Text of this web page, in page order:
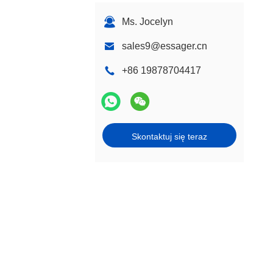
Ms. Jocelyn
sales9@essager.cn
+86 19878704417
Skontaktuj się teraz